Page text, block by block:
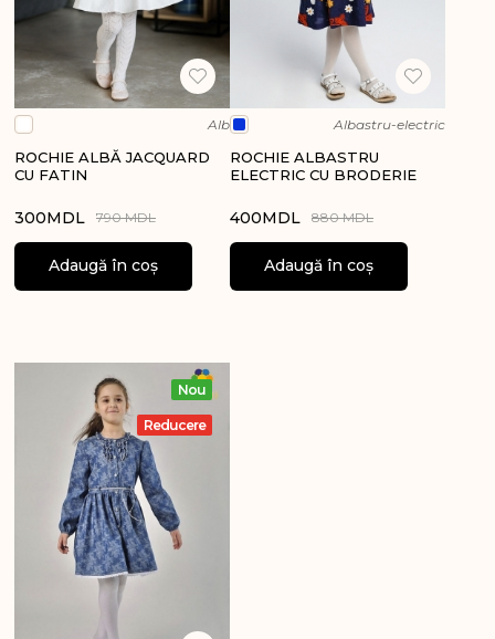
Alb
ROCHIE ALBĂ JACQUARD
CU FATIN
300MDL 790 MDL
Adaugă în coș
Albastru-electric
ROCHIE ALBASTRU
ELECTRIC CU BRODERIE
400MDL 880 MDL
Adaugă în coș
Nou
Reducere